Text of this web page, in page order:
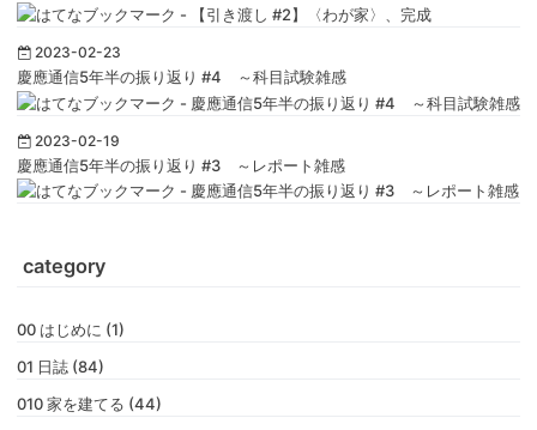
2023-02-23
慶應通信5年半の振り返り #4 ～科目試験雑感
2023-02-19
慶應通信5年半の振り返り #3 ～レポート雑感
category
00 はじめに (1)
01 日誌 (84)
010 家を建てる (44)